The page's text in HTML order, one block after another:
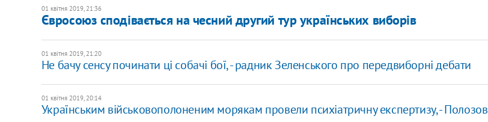
01 квітня 2019, 21:36
Євросоюз сподівається на чесний другий тур українських виборів
01 квітня 2019, 21:20
Не бачу сенсу починати ці собачі бої, - радник Зеленського про передвиборні дебати
01 квітня 2019, 20:14
Українським військовополоненим морякам провели психіатричну експертизу, - Полозов